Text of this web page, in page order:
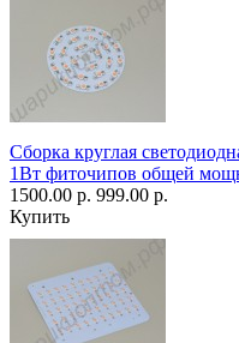
Сборка круглая
1Вт фиточипов общей
1500.00 р. 999.00 р.
Купить